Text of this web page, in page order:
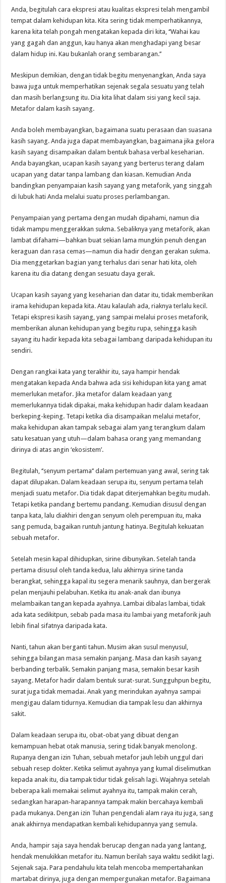
Anda, begitulah cara ekspresi atau kualitas ekspresi telah mengambil
tempat dalam kehidupan kita. Kita sering tidak memperhatikannya,
karena kita telah pongah mengatakan kepada diri kita, ‘’Wahai kau
yang gagah dan anggun, kau hanya akan menghadapi yang besar
dalam hidup ini. Kau bukanlah orang sembarangan.’’
Meskipun demikian, dengan tidak begitu menyenangkan, Anda saya
bawa juga untuk memperhatikan sejenak segala sesuatu yang telah
dan masih berlangsung itu. Dia kita lihat dalam sisi yang kecil saja.
Metafor dalam kasih sayang.
Anda boleh membayangkan, bagaimana suatu perasaan dan suasana
kasih sayang. Anda juga dapat membayangkan, bagaimana jika gelora
kasih sayang disampaikan dalam bentuk bahasa verbal keseharian.
Anda bayangkan, ucapan kasih sayang yang berterus terang dalam
ucapan yang datar tanpa lambang dan kiasan. Kemudian Anda
bandingkan penyampaian kasih sayang yang metaforik, yang singgah
di lubuk hati Anda melalui suatu proses perlambangan.
Penyampaian yang pertama dengan mudah dipahami, namun dia
tidak mampu menggerakkan sukma. Sebaliknya yang metaforik, akan
lambat difahami—bahkan buat sekian lama mungkin penuh dengan
keraguan dan rasa cemas—namun dia hadir dengan gerakan sukma.
Dia menggetarkan bagian yang terhalus dari senar hati kita, oleh
karena itu dia datang dengan sesuatu daya gerak.
Ucapan kasih sayang yang keseharian dan datar itu, tidak memberikan
irama kehidupan kepada kita. Atau kalaulah ada, riaknya terlalu kecil.
Tetapi ekspresi kasih sayang, yang sampai melalui proses metaforik,
memberikan alunan kehidupan yang begitu rupa, sehingga kasih
sayang itu hadir kepada kita sebagai lambang daripada kehidupan itu
sendiri.
Dengan rangkai kata yang terakhir itu, saya hampir hendak
mengatakan kepada Anda bahwa ada sisi kehidupan kita yang amat
memerlukan metafor. Jika metafor dalam keadaan yang
memerlukannya tidak dipakai, maka kehidupan hadir dalam keadaan
berkeping-keping. Tetapi ketika dia disampaikan melalui metafor,
maka kehidupan akan tampak sebagai alam yang terangkum dalam
satu kesatuan yang utuh—dalam bahasa orang yang memandang
dirinya di atas angin ‘ekosistem’.
Begitulah, ‘’senyum pertama’’ dalam pertemuan yang awal, sering tak
dapat dilupakan. Dalam keadaan serupa itu, senyum pertama telah
menjadi suatu metafor. Dia tidak dapat diterjemahkan begitu mudah.
Tetapi ketika pandang bertemu pandang. Kemudian disusul dengan
tanpa kata, lalu diakhiri dengan senyum oleh perempuan itu, maka
sang pemuda, bagaikan runtuh jantung hatinya. Begitulah kekuatan
sebuah metafor.
Setelah mesin kapal dihidupkan, sirine dibunyikan. Setelah tanda
pertama disusul oleh tanda kedua, lalu akhirnya sirine tanda
berangkat, sehingga kapal itu segera menarik sauhnya, dan bergerak
pelan menjauhi pelabuhan. Ketika itu anak-anak dan ibunya
melambaikan tangan kepada ayahnya. Lambai dibalas lambai, tidak
ada kata sedikitpun, sebab pada masa itu lambai yang metaforik jauh
lebih final sifatnya daripada kata.
Nanti, tahun akan berganti tahun. Musim akan susul menyusul,
sehingga bilangan masa semakin panjang. Masa dan kasih sayang
berbanding terbalik. Semakin panjang masa, semakin besar kasih
sayang. Metafor hadir dalam bentuk surat-surat. Sungguhpun begitu,
surat juga tidak memadai. Anak yang merindukan ayahnya sampai
mengigau dalam tidurnya. Kemudian dia tampak lesu dan akhirnya
sakit.
Dalam keadaan serupa itu, obat-obat yang dibuat dengan
kemampuan hebat otak manusia, sering tidak banyak menolong.
Rupanya dengan izin Tuhan, sebuah metafor jauh lebih unggul dari
sebuah resep dokter. Ketika selimut ayahnya yang kumal diselimutkan
kepada anak itu, dia tampak tidur tidak gelisah lagi. Wajahnya setelah
beberapa kali memakai selimut ayahnya itu, tampak makin cerah,
sedangkan harapan-harapannya tampak makin bercahaya kembali
pada mukanya. Dengan izin Tuhan pengendali alam raya itu juga, sang
anak akhirnya mendapatkan kembali kehidupannya yang semula.
Anda, hampir saja saya hendak berucap dengan nada yang lantang,
hendak menukikkan metafor itu. Namun berilah saya waktu sedikit lagi.
Sejenak saja. Para pendahulu kita telah mencoba mempertahankan
martabat dirinya, juga dengan mempergunakan metafor. Bagaimana